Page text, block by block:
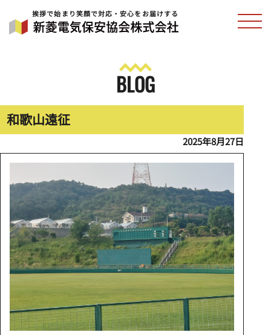
挨拶で始まり笑顔で対応・安心をお届けする
BLOG
和歌山遠征
2025年8月27日